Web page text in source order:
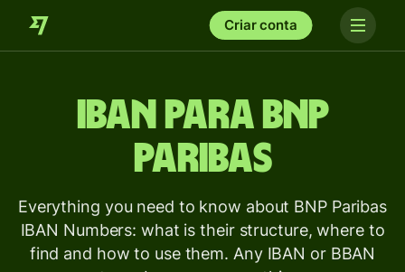
Criar conta
IBAN para BNP
Paribas
Everything you need to know about BNP Paribas
IBAN Numbers: what is their structure, where to
find and how to use them. Any IBAN or BBAN